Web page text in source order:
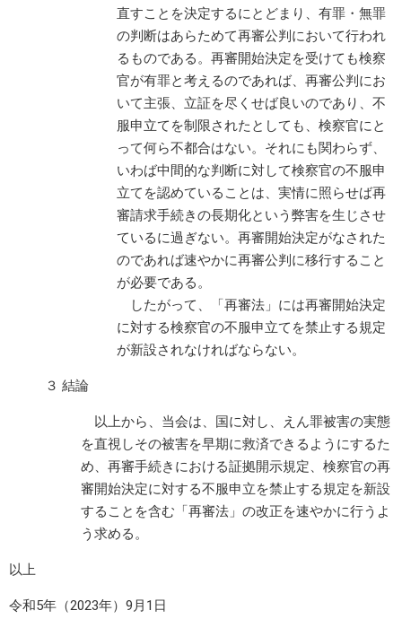
直すことを決定するにとどまり、有罪・無罪
の判断はあらためて再審公判において行われ
るものである。再審開始決定を受けても検察
官が有罪と考えるのであれば、再審公判にお
いて主張、立証を尽くせば良いのであり、不
服申立てを制限されたとしても、検察官にと
って何ら不都合はない。それにも関わらず、
いわば中間的な判断に対して検察官の不服申
立てを認めていることは、実情に照らせば再
審請求手続きの長期化という弊害を生じさせ
ているに過ぎない。再審開始決定がなされた
のであれば速やかに再審公判に移行すること
が必要である。
したがって、「再審法」には再審開始決定
に対する検察官の不服申立てを禁止する規定
が新設されなければならない。
３ 結論
以上から、当会は、国に対し、えん罪被害の実態
を直視しその被害を早期に救済できるようにするた
め、再審手続きにおける証拠開示規定、検察官の再
審開始決定に対する不服申立を禁止する規定を新設
することを含む「再審法」の改正を速やかに行うよ
う求める。
以上
令和5年（2023年）9月1日